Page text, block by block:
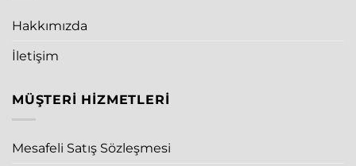
Hakkımızda
İletişim
MÜŞTERI HIZMETLERI
Mesafeli Satış Sözleşmesi